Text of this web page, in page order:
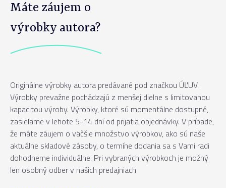
Máte záujem o
výrobky autora?
Originálne výrobky autora predávané pod značkou ÚĽUV.
Výrobky prevažne pochádzajú z menšej dielne s limitovanou
kapacitou výroby. Výrobky, ktoré sú momentálne dostupné,
zasielame v lehote 5-14 dní od prijatia objednávky. V prípade,
že máte záujem o väčšie množstvo výrobkov, ako sú naše
aktuálne skladové zásoby, o termíne dodania sa s Vami radi
dohodneme individuálne. Pri vybraných výrobkoch je možný
len osobný odber v našich predajniach